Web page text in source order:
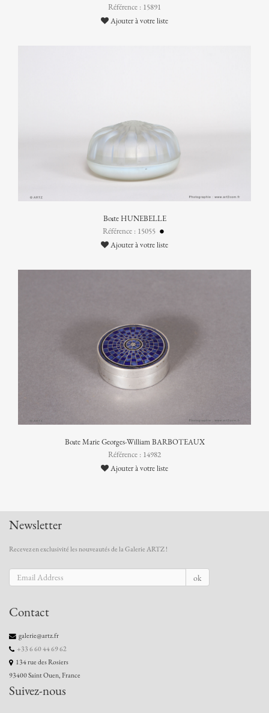
Référence : 15891
Ajouter à votre liste
Boîte HUNEBELLE
Référence : 15055
Ajouter à votre liste
Boîte Marie Georges-William BARBOTEAUX
Référence : 14982
Ajouter à votre liste
Newsletter
Recevez en exclusivité les nouveautés de la Galerie ARTZ !
ok
Contact
galerie@artz.fr
+33 6 60 44 69 62
134 rue des Rosiers
93400 Saint Ouen, France
Suivez-nous